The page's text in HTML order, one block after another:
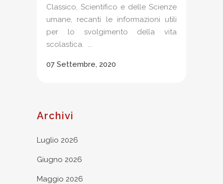
Classico, Scientifico e delle Scienze
umane, recanti le informazioni utili
per lo svolgimento della vita
scolastica. ...
07 Settembre, 2020
Archivi
Luglio 2026
Giugno 2026
Maggio 2026